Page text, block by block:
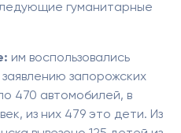
гуманитарные
им воспользовались
запорожских
470 автомобилей, в
из них 479 это дети. Из